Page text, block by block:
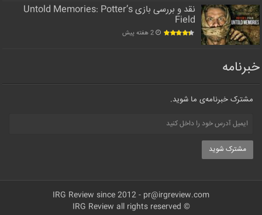
نقد و بررسی بازی Untold Memories: Potter’s
Field
2 هفته پیش
خبرنامه
مشترک خبرنامه‌ی ما شوید.
IRG Review since 2012 - pr@irgreview.com
© IRG Review all rights reserved